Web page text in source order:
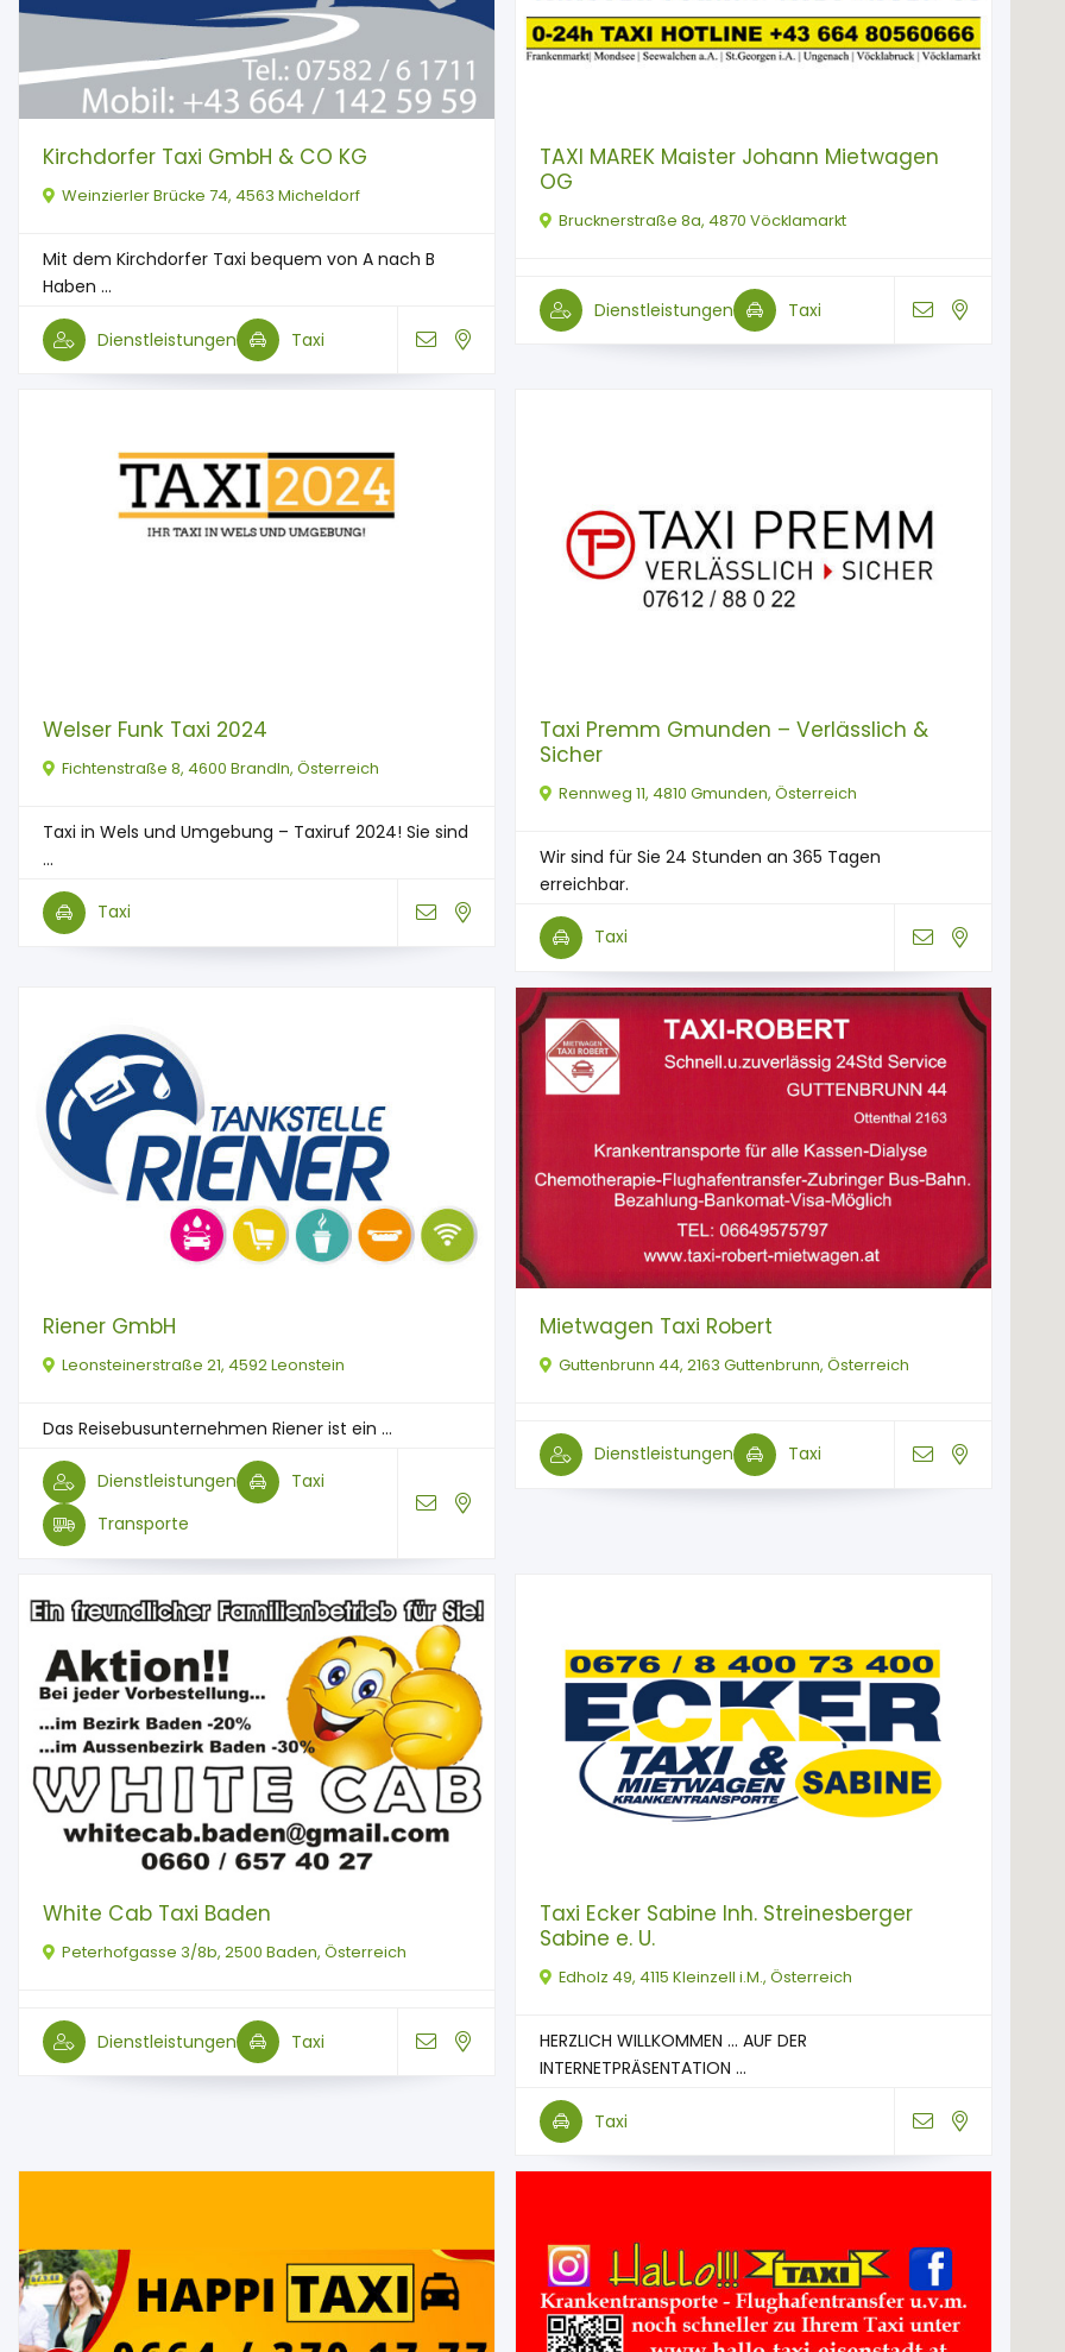
Kirchdorfer Taxi GmbH & CO KG
Weinzierler Brücke 74, 4563 Micheldorf
Mit dem Kirchdorfer Taxi bequem von A nach B
Haben ...
Dienstleistungen Taxi
TAXI MAREK Maister Johann Mietwagen
OG
Brucknerstraße 8a, 4870 Vöcklamarkt
Dienstleistungen Taxi
Welser Funk Taxi 2024
Fichtenstraße 8, 4600 Brandln, Österreich
Taxi in Wels und Umgebung – Taxiruf 2024! Sie sind
...
Taxi
Taxi Premm Gmunden – Verlässlich &
Sicher
Rennweg 11, 4810 Gmunden, Österreich
Wir sind für Sie 24 Stunden an 365 Tagen
erreichbar.
Taxi
Riener GmbH
Leonsteinerstraße 21, 4592 Leonstein
Das Reisebusunternehmen Riener ist ein ...
Dienstleistungen
Taxi
Transporte
Mietwagen Taxi Robert
Guttenbrunn 44, 2163 Guttenbrunn, Österreich
Dienstleistungen Taxi
White Cab Taxi Baden
Peterhofgasse 3/8b, 2500 Baden, Österreich
Dienstleistungen Taxi
Taxi Ecker Sabine Inh. Streinesberger
Sabine e. U.
Edholz 49, 4115 Kleinzell i.M., Österreich
HERZLICH WILLKOMMEN … AUF DER
INTERNETPRÄSENTATION ...
Taxi